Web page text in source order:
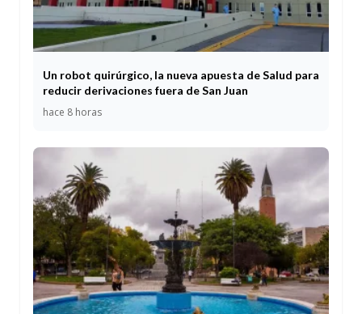
Un robot quirúrgico, la nueva apuesta de Salud para
reducir derivaciones fuera de San Juan
hace 8 horas